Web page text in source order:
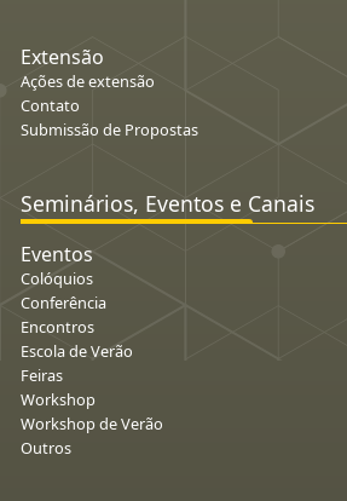
Extensão
Ações de extensão
Contato
Submissão de Propostas
Seminários, Eventos e Canais
Eventos
Colóquios
Conferência
Encontros
Escola de Verão
Feiras
Workshop
Workshop de Verão
Outros